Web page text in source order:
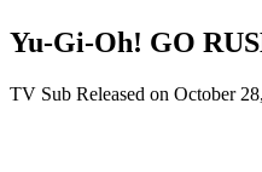
Yu-Gi-Oh! GO
TV Sub Released on October